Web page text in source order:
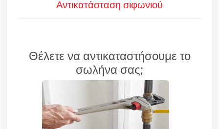
Αντικατάσταση σιφωνιού
Θέλετε να αντικαταστήσουμε το
σωλήνα σας;